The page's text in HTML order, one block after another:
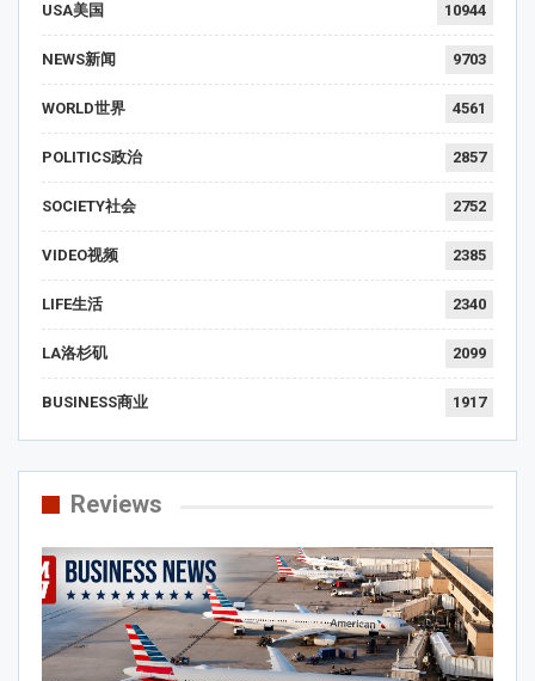
USA美国 10944
NEWS新闻 9703
WORLD世界 4561
POLITICS政治 2857
SOCIETY社会 2752
VIDEO视频 2385
LIFE生活 2340
LA洛杉矶 2099
BUSINESS商业 1917
Reviews